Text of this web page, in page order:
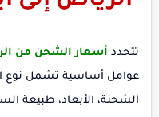
تتحدد أسعار الشحن من
عوامل أساسية تشمل نوع
الشحنة، الأبعاد، طبيعة